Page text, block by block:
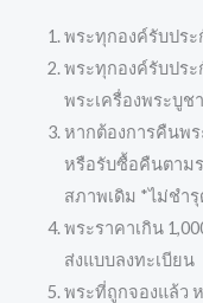
พระทุกองค์รับปร
พระทุกองค์รับปร
พระเครื่องพระบูช
หากต้องการคืนพร
หรือรับซื้อคืนตาม
สภาพเดิม *ไม่ชำ
พระราคาเกิน
ส่งแบบลงทะเบียน
พระที่ถูกจองแล้ว